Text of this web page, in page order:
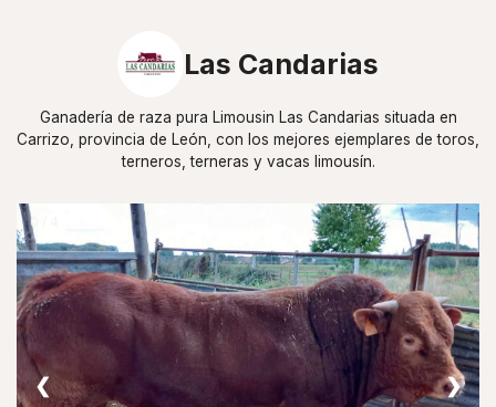
Las Candarias
Ganadería de raza pura Limousin Las Candarias situada en
Carrizo, provincia de León, con los mejores ejemplares de toros,
terneros, terneras y vacas limousín.
0 / 4
❮ ❯